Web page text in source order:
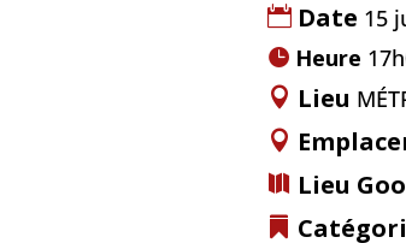
Date 15
Heure
Lieu
Lieu